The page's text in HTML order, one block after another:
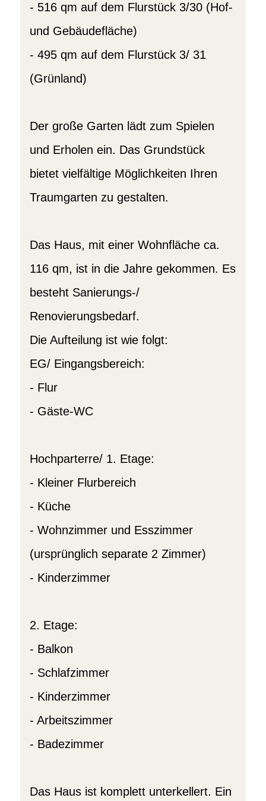
- 516 qm auf dem Flurstück 3/30 (Hof-
und Gebäudefläche)
- 495 qm auf dem Flurstück 3/ 31
(Grünland)
Der große Garten lädt zum Spielen
und Erholen ein. Das Grundstück
bietet vielfältige Möglichkeiten Ihren
Traumgarten zu gestalten.
Das Haus, mit einer Wohnfläche ca.
116 qm, ist in die Jahre gekommen. Es
besteht Sanierungs-/
Renovierungsbedarf.
Die Aufteilung ist wie folgt:
EG/ Eingangsbereich:
- Flur
- Gäste-WC
Hochparterre/ 1. Etage:
- Kleiner Flurbereich
- Küche
- Wohnzimmer und Esszimmer
(ursprünglich separate 2 Zimmer)
- Kinderzimmer
2. Etage:
- Balkon
- Schlafzimmer
- Kinderzimmer
- Arbeitszimmer
- Badezimmer
Das Haus ist komplett unterkellert. Ein